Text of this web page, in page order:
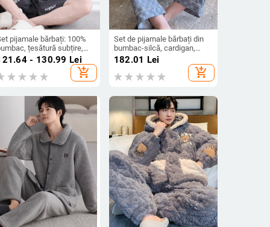
pijamale bărbați: 100%
țesătură subțire,
rotund, top fără mâneci
- 130.99 Lei
add_shopping_cart
Set de pijamale bărbați din
bumbac-silcă, cardigan,
mâneci lungi, țesătură
subțire, pantaloni pentru uz
casnic
182.01 Lei
add_shopping_cart